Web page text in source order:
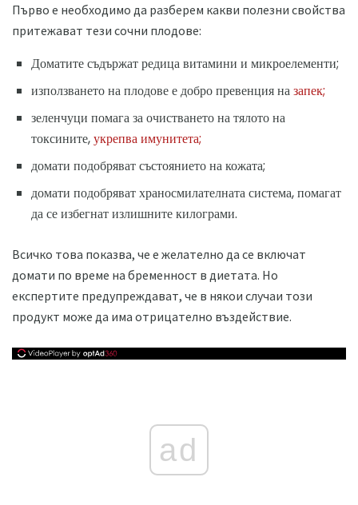
Първо е необходимо да разберем какви полезни свойства
притежават тези сочни плодове:
Доматите съдържат редица витамини и микроелементи;
използването на плодове е добро превенция назапек;
зеленчуци помага за очистването на тялото на
токсините,укрепва имунитета;
домати подобряват състоянието на кожата;
домати подобряват храносмилателната система, помагат
да се избегнат излишните килограми.
Всичко това показва, че е желателно да се включат
домати по време на бременност в диетата. Но
експертите предупреждават, че в някои случаи този
продукт може да има отрицателно въздействие.
ad